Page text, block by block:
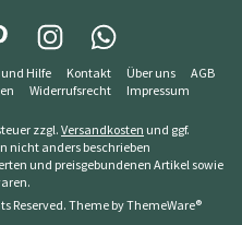
Hilfe Kontakt Über uns
AGB
Widerrufsrecht Impressum
zzgl.Versandkosten und ggf.
nicht anders beschrieben
und preisgebundenen Artikel sowie
Reserved. Theme byThemeWare®